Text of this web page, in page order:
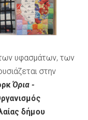
υφασμάτων, των
στην
Όρια -
δήμου